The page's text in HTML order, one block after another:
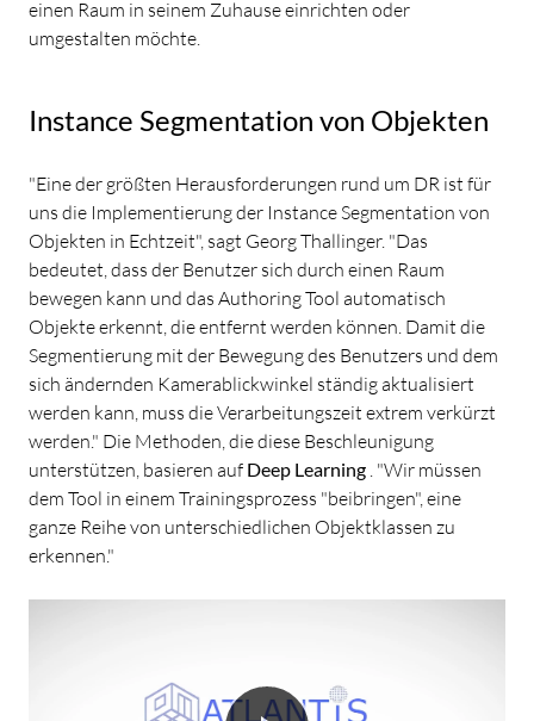
einen Raum in seinem Zuhause einrichten oder
umgestalten möchte.
Instance Segmentation von Objekten
"Eine der größten Herausforderungen rund um DR ist für
uns die Implementierung der Instance Segmentation von
Objekten in Echtzeit", sagt Georg Thallinger. "Das
bedeutet, dass der Benutzer sich durch einen Raum
bewegen kann und das Authoring Tool automatisch
Objekte erkennt, die entfernt werden können. Damit die
Segmentierung mit der Bewegung des Benutzers und dem
sich ändernden Kamerablickwinkel ständig aktualisiert
werden kann, muss die Verarbeitungszeit extrem verkürzt
werden." Die Methoden, die diese Beschleunigung
unterstützen, basieren auf Deep Learning . "Wir müssen
dem Tool in einem Trainingsprozess "beibringen", eine
ganze Reihe von unterschiedlichen Objektklassen zu
erkennen."